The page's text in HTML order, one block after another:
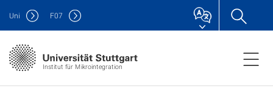
Institut für Mikrointegration
Uni F07